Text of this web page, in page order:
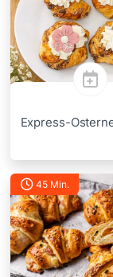
Express-
45 Min.